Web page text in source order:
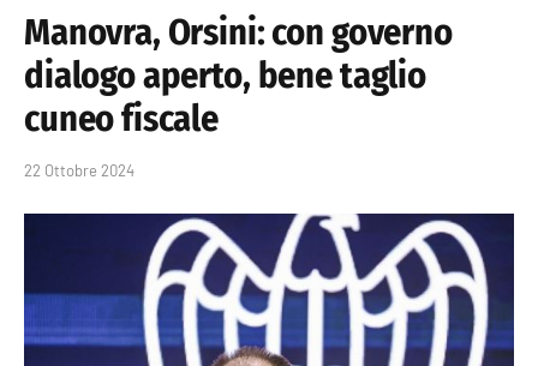
Manovra, Orsini: con governo
dialogo aperto, bene taglio
cuneo fiscale
22 Ottobre 2024